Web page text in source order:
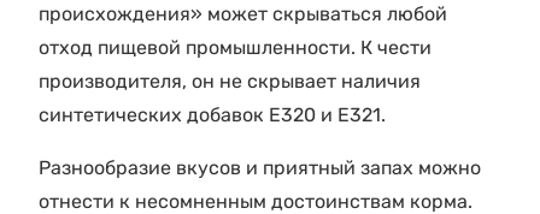
происхождения» может скрываться любой
отход пищевой промышленности. К чести
производителя, он не скрывает наличия
синтетических добавок Е320 и Е321.
Разнообразие вкусов и приятный запах можно
отнести к несомненным достоинствам корма.